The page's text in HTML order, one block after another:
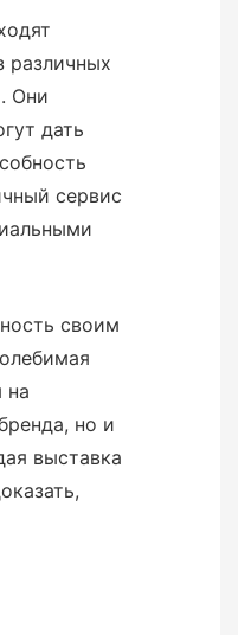
различных
Они
дать
сервис
своим
на
но и
выставка